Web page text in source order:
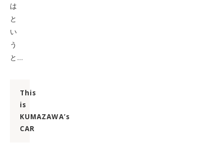
は
と
い
う
と…
This
is
KUMAZAWA’s
CAR